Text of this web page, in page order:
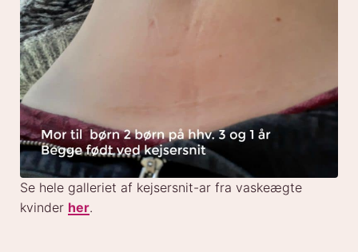
Se hele galleriet af kejsersnit-ar fra vaskeægte
kvinder her.